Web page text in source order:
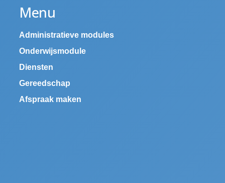
Menu
Administratieve modules
Onderwijsmodule
Diensten
Gereedschap
Afspraak maken